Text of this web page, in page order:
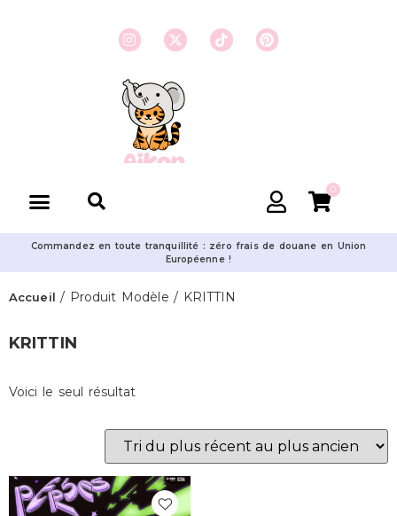
0
Commandez en toute tranquillité : zéro frais de douane en Union
Européenne !
Accueil / Produit Modèle / KRITTIN
KRITTIN
Voici le seul résultat